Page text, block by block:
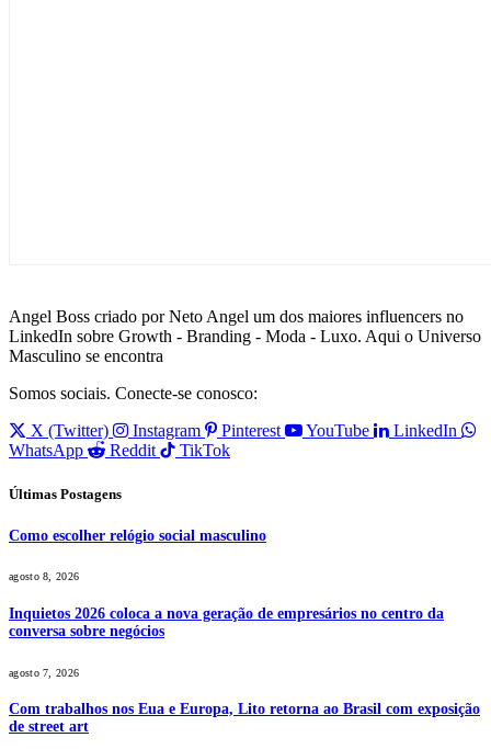
Angel Boss criado por Neto Angel um dos maiores influencers no
LinkedIn sobre Growth - Branding - Moda - Luxo. Aqui o Universo
Masculino se encontra
Somos sociais. Conecte-se conosco:
X (Twitter)
Instagram Pinterest YouTube
LinkedIn
WhatsApp
Reddit TikTok
Últimas Postagens
Como escolher relógio social masculino
agosto 8, 2026
Inquietos 2026 coloca a nova geração de empresários no centro da
conversa sobre negócios
agosto 7, 2026
Com trabalhos nos Eua e Europa, Lito retorna ao Brasil com exposição
de street art